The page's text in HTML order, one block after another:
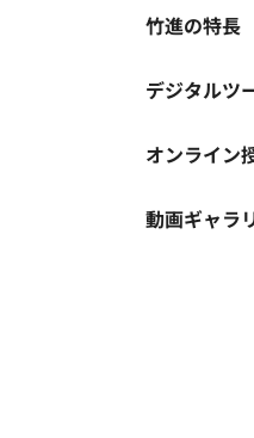
竹進の特長
デジタルツ
オンライン
動画ギャラ